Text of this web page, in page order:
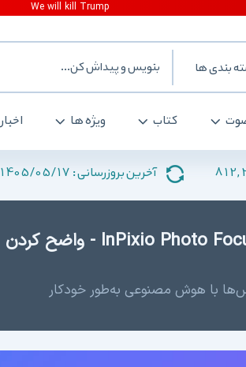
بندی ها
کتاب ویژه ها اخبار
آخرین بروزرسانی : 1405/05/17
دانلود InPixio Photo Focus Pro 4.3.8625.22430 - واضح کردن
با هوش مصنوعی به‌طور خودکار